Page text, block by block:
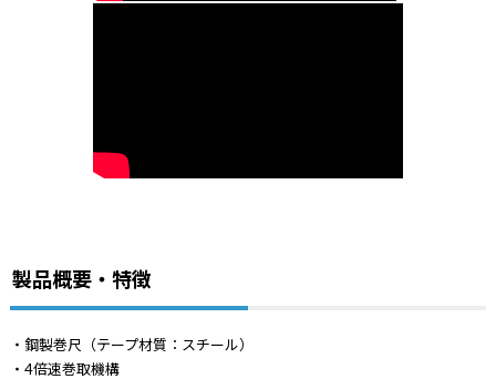
製品概要・特徴
・鋼製巻尺（テープ材質：スチール）
・4倍速巻取機構